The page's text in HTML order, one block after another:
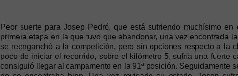
Peor suerte para Josep Pedró, que está sufriendo muchísimo
primera etapa en la que tuvo que abandonar, una vez encontrada
se reenganchó a la competición, pero sin opciones respecto a la
poco de iniciar el recorrido, sobre el kilómetro 5, sufría una fuerte
consiguió llegar al campamento en la 91ª posición. Seguidamente